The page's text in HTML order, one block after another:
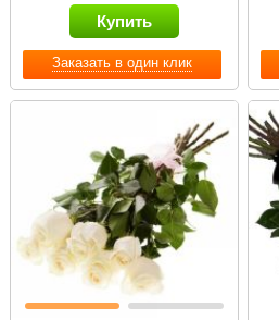
Заказать в один клик
Купить